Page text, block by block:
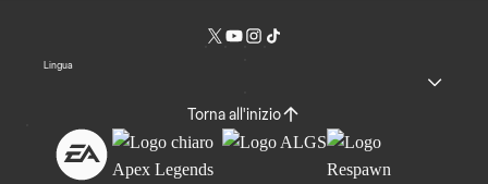
Lingua
Torna all'inizio